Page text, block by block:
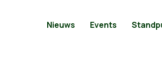
Nieuws Events